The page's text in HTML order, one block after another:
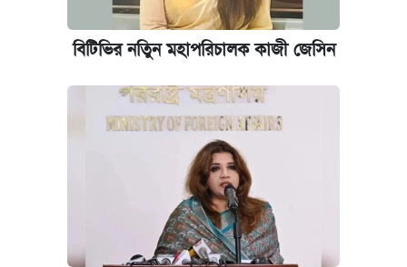
কবে শুরু হচ্ছে ঢাবির ভর্তি আবেদন, জানাল কর্তৃপক্ষ
আজকের বাজারে স্বর্ণের দাম (৪ আগস্ট)
নবম জাতীয় পে-স্কেল নিয়ে সর্বশেষ যা জানা গেল
ইপিএস প্রকাশ করেছে ঢাকা ব্যাংক
কবে হবে মেডিকেল ভর্তি পরীক্ষা, জানা গেল যা
বিটিভির নতিুন মহাপরিচালক কাজী জেসিন